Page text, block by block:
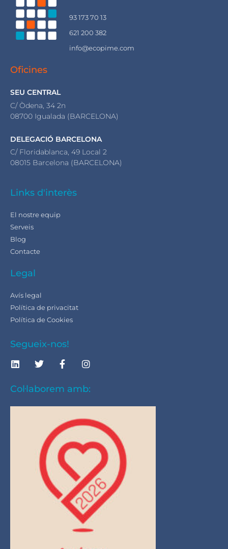
93 173 70 13
621 200 382
info@ecopime.com
Oficines
SEU CENTRAL
C/ Òdena, 34 2n
08700 Igualada (BARCELONA)
DELEGACIÓ BARCELONA
C/ Floridablanca, 49 Local 2
08015 Barcelona (BARCELONA)
Links d'interès
El nostre equip
Serveis
Blog
Contacte
Legal
Avís legal
Política de privacitat
Política de Cookies
Segueix-nos!
Col·laborem amb: